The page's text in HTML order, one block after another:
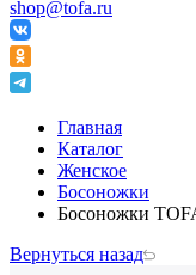
shop@tofa.ru
Главная
Каталог
Женское
Босоножки
Босоножки
Вернуться назад